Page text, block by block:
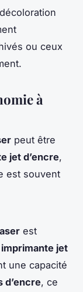
ou ceux
à
peut être
jet d’encre,
est souvent
est
imprimante jet
une capacité
d’encre, ce